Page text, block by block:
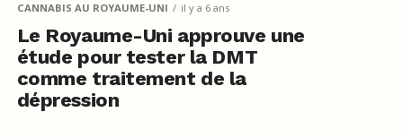
CANNABIS AU ROYAUME-UNI il y a 6 ans
Le Royaume-Uni approuve une
étude pour tester la DMT
comme traitement de la
dépression